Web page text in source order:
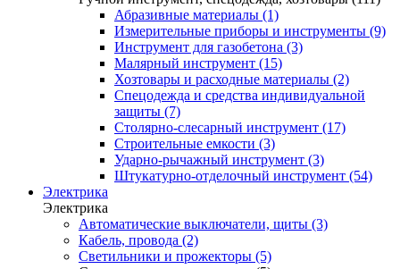
Абразивные материалы (1)
Измерительные приборы и инструменты (9)
Инструмент для газобетона (3)
Малярный инструмент (15)
Хозтовары и расходные материалы (2)
Спецодежда и средства индивидуальной
защиты (7)
Столярно-слесарный инструмент (17)
Строительные емкости (3)
Ударно-рычажный инструмент (3)
Штукатурно-отделочный инструмент (54)
Электрика
Электрика
Автоматические выключатели, щиты (3)
Кабель, провода (2)
Светильники и прожекторы (5)